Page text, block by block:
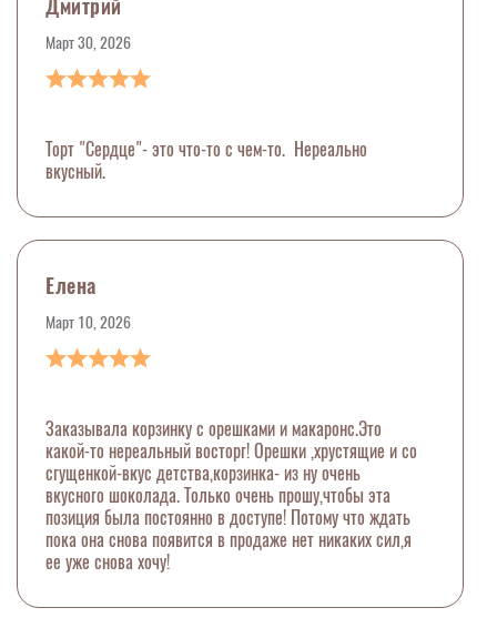
Дмитрий
Март 30, 2026
Торт "Сердце"- это что-то с чем-то. Нереально
вкусный.
Елена
Март 10, 2026
Заказывала корзинку с орешками и макаронс.Это
какой-то нереальный восторг! Орешки ,хрустящие и со
сгущенкой-вкус детства,корзинка- из ну очень
вкусного шоколада. Только очень прошу,чтобы эта
позиция была постоянно в доступе! Потому что ждать
пока она снова появится в продаже нет никаких сил,я
ее уже снова хочу!